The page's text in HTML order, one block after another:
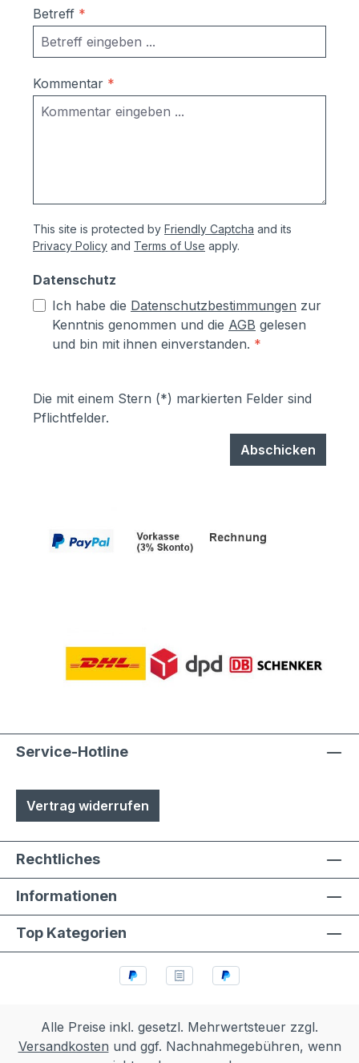
Betreff *
Kommentar *
This site is protected by Friendly Captcha and its
Privacy Policy and Terms of Use apply.
Datenschutz
Ich habe die Datenschutzbestimmungen zur
Kenntnis genommen und die AGB gelesen
und bin mit ihnen einverstanden. *
Die mit einem Stern (*) markierten Felder sind
Pflichtfelder.
Abschicken
Service-Hotline
Vertrag widerrufen
Rechtliches
Informationen
Top Kategorien
Alle Preise inkl. gesetzl. Mehrwertsteuer zzgl.
Versandkosten und ggf. Nachnahmegebühren, wenn